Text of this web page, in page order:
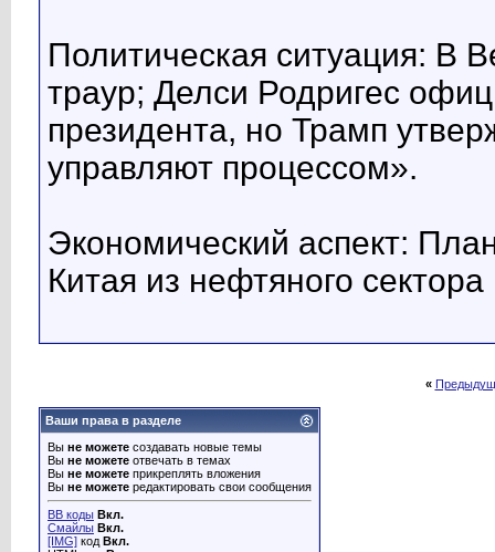
Политическая ситуация: В
траур; Делси Родригес
президента, но Трамп
управляют процессом».
Экономический аспект:
Китая из нефтяного
«
Ваши права в разделе
Вы не можете создавать новые темы
Вы не можете отвечать в темах
Вы не можете прикреплять вложения
Вы не можете редактировать свои сообщения
BB коды Вкл.
Смайлы Вкл.
[IMG] код Вкл.